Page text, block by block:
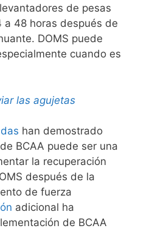
de pesas
a 48 horas después de
DOMS puede
cuando es
las agujetas
han demostrado
BCAA puede ser una
la recuperación
después de la
de fuerza
adicional ha
de BCAA